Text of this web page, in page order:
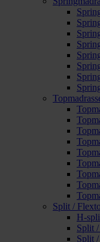
Split /
H-
Split
Split /